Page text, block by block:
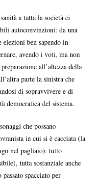
a tutta la società ci
autoconvinzioni: da una
elezioni ben sapendo in
avendo i voti, ma non
all’altezza della
parte la sinistra che
di sopravvivere e di
democratica del sistema.
che possano
in cui si è cacciata (la
nel pagliaio): tutto
tutta sostanziale anche
spacciato per